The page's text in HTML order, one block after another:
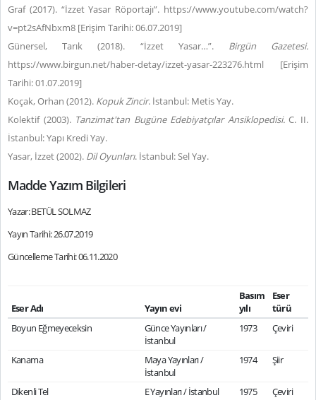
Graf (2017). “İzzet Yasar Röportajı”. https://www.youtube.com/watch?
v=pt2sAfNbxm8 [Erişim Tarihi: 06.07.2019]
Günersel, Tarık (2018). “İzzet Yasar…”. Birgün Gazetesi.
https://www.birgun.net/haber-detay/izzet-yasar-223276.html [Erişim
Tarihi: 01.07.2019]
Koçak, Orhan (2012). Kopuk Zincir. İstanbul: Metis Yay.
Kolektif (2003). Tanzimat'tan Bugüne Edebiyatçılar Ansiklopedisi.C. II.
İstanbul: Yapı Kredi Yay.
Yasar, İzzet (2002). Dil Oyunları. İstanbul: Sel Yay.
Madde Yazım Bilgileri
Yazar: BETÜL SOLMAZ
Yayın Tarihi: 26.07.2019
Güncelleme Tarihi: 06.11.2020
Eser Adı Yayın evi
Basım
yılı
Eser
türü
Boyun Eğmeyeceksin
Günce Yayınları /
İstanbul
1973 Çeviri
Kanama
Maya Yayınları /
İstanbul
1974 Şiir
Dikenli Tel E Yayınları / İstanbul 1975 Çeviri